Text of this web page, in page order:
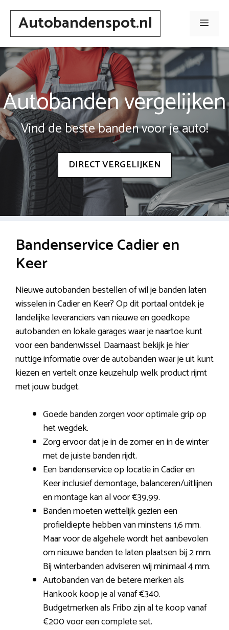
Spring
inhoudAutobandenspot.nl Menu
Autobanden vergelijken
Vind de beste banden voor je auto!
DIRECT VERGELIJKEN
Bandenservice Cadier en
Keer
Nieuwe autobanden bestellen of wil je banden laten
wisselen in Cadier en Keer? Op dit portaal ontdek je
landelijke leveranciers van nieuwe en goedkope
autobanden en lokale garages waar je naartoe kunt
voor een bandenwissel. Daarnaast bekijk je hier
nuttige informatie over de autobanden waar je uit kunt
kiezen en vertelt onze keuzehulp welk product rijmt
met jouw budget.
Goede banden zorgen voor optimale grip op
het wegdek.
Zorg ervoor dat je in de zomer en in de winter
met de juiste banden rijdt.
Een bandenservice op locatie in Cadier en
Keer inclusief demontage, balanceren/uitlijnen
en montage kan al voor €39,99.
Banden moeten wettelijk gezien een
profieldiepte hebben van minstens 1,6 mm.
Maar voor de algehele wordt het aanbevolen
om nieuwe banden te laten plaatsen bij 2 mm.
Bij winterbanden adviseren wij minimaal 4 mm.
Autobanden van de betere merken als
Hankook koop je al vanaf €340.
Budgetmerken als Fribo zijn al te koop vanaf
€200 voor een complete set.